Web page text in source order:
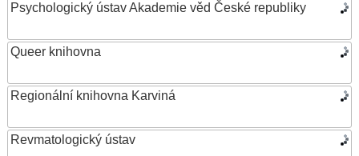
Psychologický ústav Akademie věd České republiky
Queer knihovna
Regionální knihovna Karviná
Revmatologický ústav